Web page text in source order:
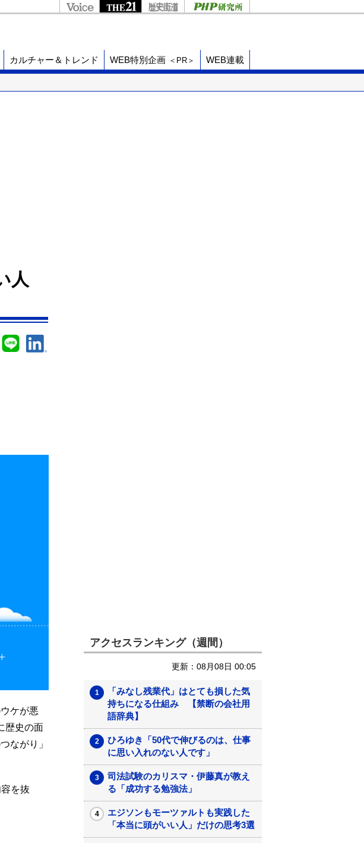
カルチャー＆トレンド WEB特別企画 ＜PR＞ WEB連載
人
ケが悪
歴史の面
ながり」
を抜
アクセスランキング（週間）
更新：08月08日 00:05
「みなし残業代」はとても損した気
持ちになる仕組み 【禁断の会社用
語辞典】
ひろゆき「50代で伸びるのは、仕事
に思い入れのない人です」
司法試験のカリスマ・伊藤真が教え
る「成功する勉強法」
エジソンもモーツァルトも実践した
「本当に頭がいい人」だけの思考3選